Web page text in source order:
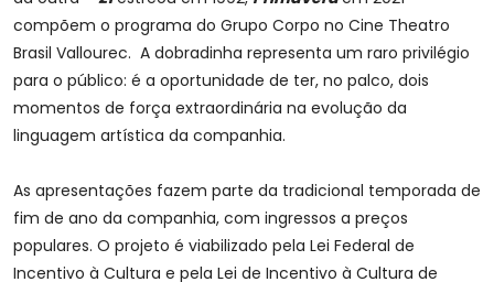
compõem o programa do Grupo Corpo no Cine Theatro
Brasil Vallourec. A dobradinha representa um raro privilégio
para o público: é a oportunidade de ter, no palco, dois
momentos de força extraordinária na evolução da
linguagem artística da companhia.
As apresentações fazem parte da tradicional temporada de
fim de ano da companhia, com ingressos a preços
populares. O projeto é viabilizado pela Lei Federal de
Incentivo à Cultura e pela Lei de Incentivo à Cultura de